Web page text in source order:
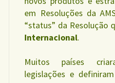
em Resoluções da
“status” da Resolução
Internacional.
Muitos países
legislações e